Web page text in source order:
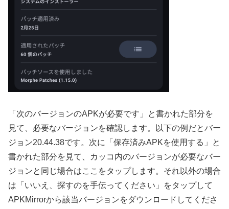
「次のバージョンのAPKが必要です」と書かれた部分を
見て、必要なバージョンを確認します。以下の例だとバー
ジョン20.44.38です。次に「保存済みAPKを使用する」と
書かれた部分を見て、カッコ内のバージョンが必要なバー
ジョンと同じ場合はここをタップします。それ以外の場合
は「いいえ、探すのを手伝ってください」をタップして
APKMirrorから該当バージョンをダウンロードしてくださ